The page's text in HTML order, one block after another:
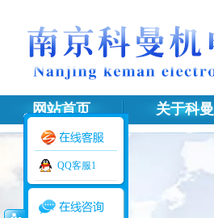
网站首页 关于科曼
网站地图
QQ客服1